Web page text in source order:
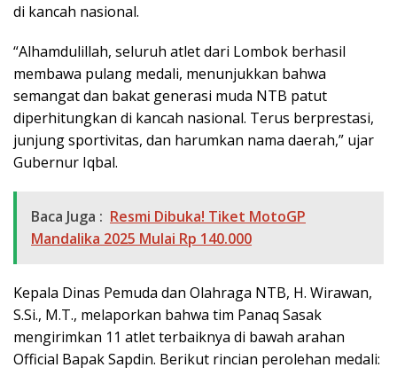
di kancah nasional.
“Alhamdulillah, seluruh atlet dari Lombok berhasil
membawa pulang medali, menunjukkan bahwa
semangat dan bakat generasi muda NTB patut
diperhitungkan di kancah nasional. Terus berprestasi,
junjung sportivitas, dan harumkan nama daerah,” ujar
Gubernur Iqbal.
Baca Juga : Resmi Dibuka! Tiket MotoGP
Mandalika 2025 Mulai Rp 140.000
Kepala Dinas Pemuda dan Olahraga NTB, H. Wirawan,
S.Si., M.T., melaporkan bahwa tim Panaq Sasak
mengirimkan 11 atlet terbaiknya di bawah arahan
Official Bapak Sapdin. Berikut rincian perolehan medali: